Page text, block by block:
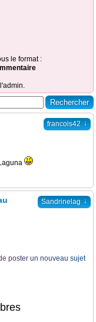
le format :
francois42 ↓
Sandrinelag ↓
e poster un nouveau sujet